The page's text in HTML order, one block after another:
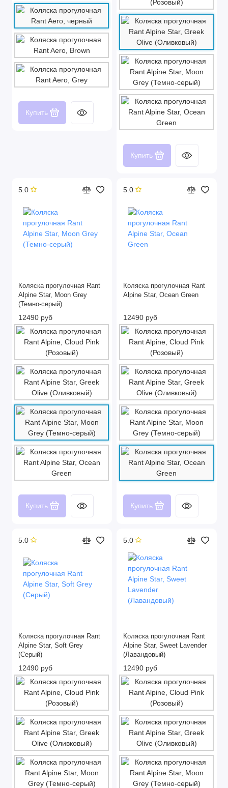
Купить
Купить
5.0
Коляска прогулочная Rant
Alpine Star, Moon Grey
(Темно-серый)
12490 руб
Купить
5.0
Коляска прогулочная Rant
Alpine Star, Ocean Green
12490 руб
Купить
5.0
Коляска прогулочная Rant
Alpine Star, Soft Grey
(Серый)
12490 руб
5.0
Коляска прогулочная Rant
Alpine Star, Sweet Lavender
(Лавандовый)
12490 руб